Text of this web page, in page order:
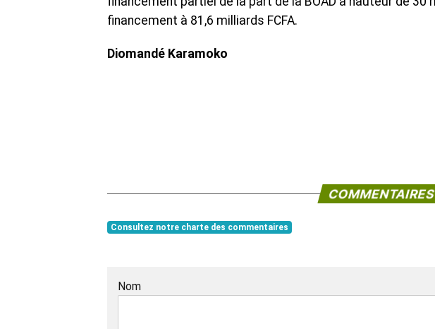
financement à 81,6 milliards FCFA.
Diomandé Karamoko
COMMENTAIRES
Consultez notre charte des commentaires
Nom